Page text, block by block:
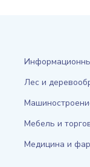
Лес и
Мебель и
Медицина и